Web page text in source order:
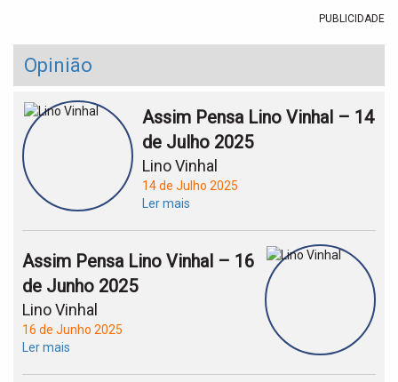
PUBLICIDADE
Opinião
Assim Pensa Lino Vinhal – 14
de Julho 2025
Lino Vinhal
14 de Julho 2025
Ler mais
Assim Pensa Lino Vinhal – 16
de Junho 2025
Lino Vinhal
16 de Junho 2025
Ler mais